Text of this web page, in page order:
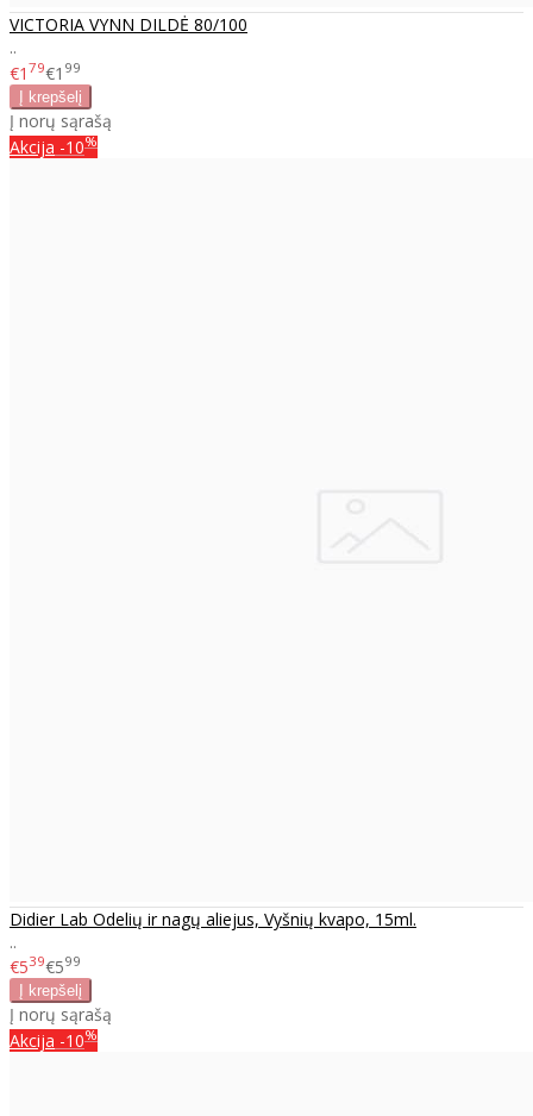
VICTORIA VYNN DILDĖ 80/100
..
€1 79€1 99
Į norų sąrašą
Akcija -10%
Didier Lab Odelių ir nagų aliejus, Vyšnių kvapo, 15ml.
..
€539€599
Į norų sąrašą
Akcija -10%